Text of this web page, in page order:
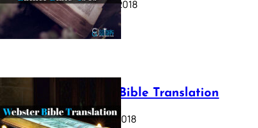
October 17, 2018
Webster Bible Translation
October 11, 2018